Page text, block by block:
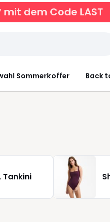
mit dem Code LAST
Sommerkoffer Back
Tankini